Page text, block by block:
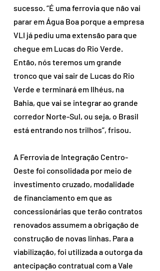
sucesso. “É uma ferrovia que não vai
parar em Água Boa porque a empresa
VLI já pediu uma extensão para que
chegue em Lucas do Rio Verde.
Então, nós teremos um grande
tronco que vai sair de Lucas do Rio
Verde e terminará em Ilhéus, na
Bahia, que vai se integrar ao grande
corredor Norte-Sul, ou seja, o Brasil
está entrando nos trilhos”, frisou.
A Ferrovia de Integração Centro-
Oeste foi consolidada por meio de
investimento cruzado, modalidade
de financiamento em que as
concessionárias que terão contratos
renovados assumem a obrigação de
construção de novas linhas. Para a
viabilização, foi utilizada a outorga da
antecipação contratual com a Vale